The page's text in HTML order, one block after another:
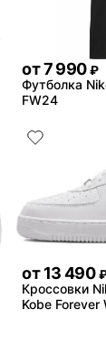
от7 990 ₽
Футболка
FW24
от 13 490
Кроссовки
Kobe Forever